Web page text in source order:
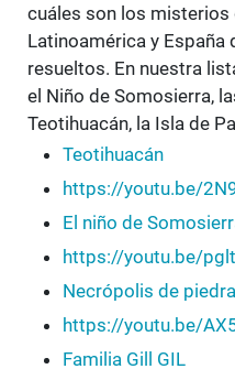
cuáles son los
Latinoamérica y España
resueltos. En nuestra
el Niño de Somosierra,
Teotihuacán, la Isla de
Teotihuacán
https://youtu.be/
El niño de
https://youtu.be/
Necrópolis de
https://youtu.be/
Familia Gill GIL